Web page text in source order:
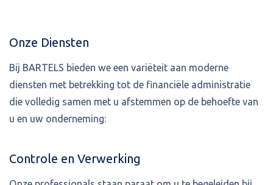
Onze Diensten
Bij BARTELS bieden we een variëteit aan moderne
diensten met betrekking tot de financiële administratie
die volledig samen met u afstemmen op de behoefte van
u en uw onderneming:
Controle en Verwerking